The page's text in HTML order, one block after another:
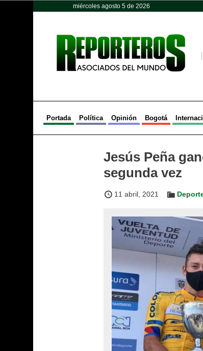
miércoles agosto 5 de 2026
Portada Política Opinión Bogotá
Jesús Peña
segunda vez
11 abril, 2021
Opinión Política